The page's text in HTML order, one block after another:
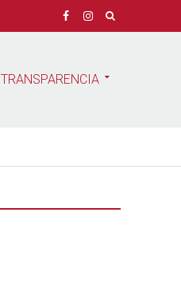
TRANSPARENCIA